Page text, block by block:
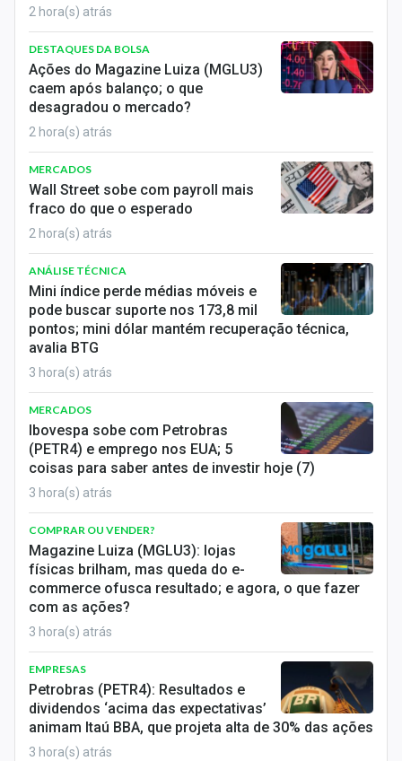
Expediente
Contato
2 hora(s) atrás
DESTAQUES DA BOLSA
Ações do Magazine Luiza (MGLU3)
caem após balanço; o que
desagradou o mercado?
2 hora(s) atrás
MERCADOS
Wall Street sobe com payroll mais
fraco do que o esperado
2 hora(s) atrás
ANÁLISE TÉCNICA
Mini índice perde médias móveis e
pode buscar suporte nos 173,8 mil
pontos; mini dólar mantém recuperação técnica,
avalia BTG
3 hora(s) atrás
MERCADOS
Ibovespa sobe com Petrobras
(PETR4) e emprego nos EUA; 5
coisas para saber antes de investir hoje (7)
3 hora(s) atrás
COMPRAR OU VENDER?
Magazine Luiza (MGLU3): lojas
físicas brilham, mas queda do e-
commerce ofusca resultado; e agora, o que fazer
com as ações?
3 hora(s) atrás
EMPRESAS
Petrobras (PETR4): Resultados e
dividendos ‘acima das expectativas’
animam Itaú BBA, que projeta alta de 30% das ações
3 hora(s) atrás